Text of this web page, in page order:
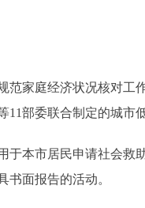
接诉即办
庭经济状况核对工作
11部委联合制定的城市
市居民申请社会救助
书面报告的活动。